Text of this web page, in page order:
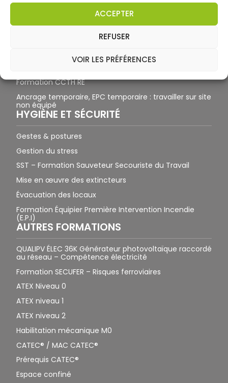
ACCEPTER
REFUSER
VOIR LES PRÉFÉRENCES
Formation Port des EPI antichute sur site équipé
Formation Port des EPI antichute sur site non équipé
Formation CCTH RE
Ancrage temporaire, EPC temporaire : travailler sur site
non équipé
HYGIÈNE ET SÉCURITÉ
Gestes & postures
Gestion du stress
SST – Formation Sauveteur Secouriste du Travail
Mise en œuvre des extincteurs
Évacuation des locaux
Formation Équipier Première Intervention Incendie
(E.P.I)
AUTRES FORMATIONS
QUALIPV ÉLEC 36K Générateur photovoltaïque raccordé
au réseau – Compétence électricité
Formation SECUFER – Risques ferroviaires
ATEX Niveau 0
ATEX niveau 1
ATEX niveau 2
Habilitation mécanique M0
CATEC® / MAC CATEC®
Prérequis CATEC®
Espace confiné